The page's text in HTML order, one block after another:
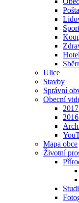
Ulice
Stavby
Správní
Obecní
2017
2016
Mapa obce
Životní